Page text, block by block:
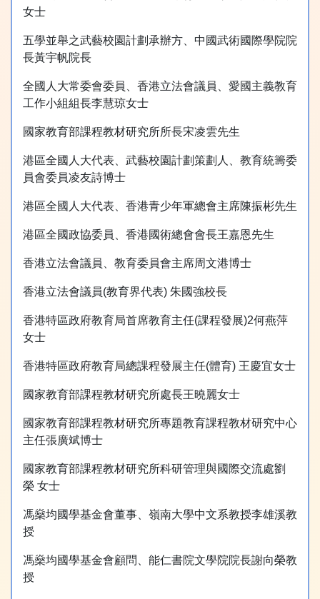
女士
五學並舉之武藝校園計劃承辦方、中國武術國際學院院
⾧黃宇帆院⾧
全國人大常委會委員、香港立法會議員、愛國主義教育
工作小組組⾧李慧琼女士
國家教育部課程教材研究所所⾧宋凌雲先生
港區全國人大代表、武藝校園計劃策劃人、教育統籌委
員會委員凌友詩博士
港區全國人大代表、香港青少年軍總會主席陳振彬先生
港區全國政協委員、香港國術總會會⾧王嘉恩先生
香港立法會議員、教育委員會主席周文港博士
香港立法會議員(教育界代表) 朱國強校⾧
香港特區政府教育局首席教育主任(課程發展)2何燕萍
女士
香港特區政府教育局總課程發展主任(體育) 王慶宜女士
國家教育部課程教材研究所處⾧王曉麗女士
國家教育部課程教材研究所專題教育課程教材研究中心
主任張廣斌博士
國家教育部課程教材研究所科研管理與國際交流處劉
榮 女士
馮燊均國學基金會董事、嶺南大學中文系教授李雄溪教
授
馮燊均國學基金會顧問、能仁書院文學院院⾧謝向榮教
授